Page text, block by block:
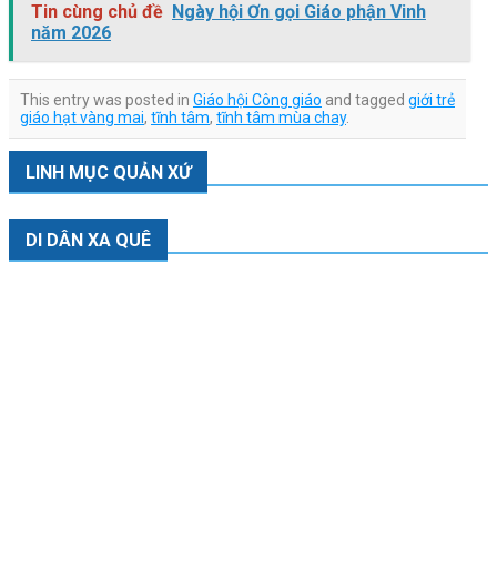
Tin cùng chủ đề Ngày hội Ơn gọi Giáo phận Vinh
năm 2026
This entry was posted in Giáo hội Công giáo and tagged giới trẻ
giáo hạt vàng mai, tĩnh tâm, tĩnh tâm mùa chay.
LINH MỤC QUẢN XỨ
DI DÂN XA QUÊ